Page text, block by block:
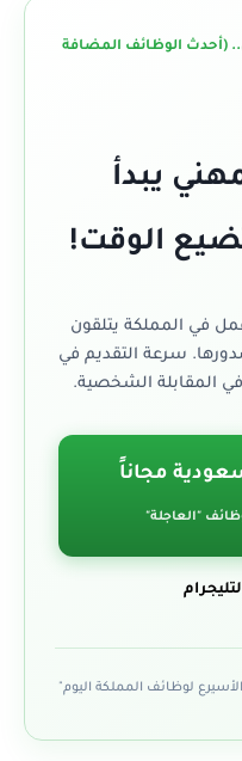
(أحدث الوظائف المضافة
يبدأ
الوقت!
في المملكة يتلقون
سرعة التقديم في
المقابلة الشخصية.
مجاناً
"العاجلة"